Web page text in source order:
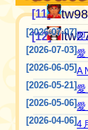
[11]
[12]
[11]
[12]
[11]
[12]
[2026-07-07]
[2026-07-03]
[2026-06-05]
[2026-05-21]
[2026-05-06]
[2026-04-06]4